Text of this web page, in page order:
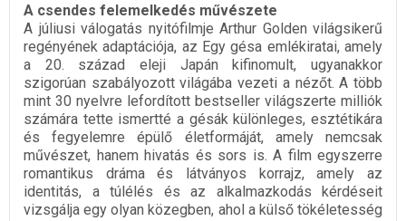
A csendes felemelkedés művészete
A júliusi válogatás nyitófilmje Arthur Golden világsikerű
regényének adaptációja, az Egy gésa emlékiratai, amely
a 20. század eleji Japán kifinomult, ugyanakkor
szigorúan szabályozott világába vezeti a nézőt. A több
mint 30 nyelvre lefordított bestseller világszerte milliók
számára tette ismertté a gésák különleges, esztétikára
és fegyelemre épülő életformáját, amely nemcsak
művészet, hanem hivatás és sors is. A film egyszerre
romantikus dráma és látványos korrajz, amely az
identitás, a túlélés és az alkalmazkodás kérdéseit
vizsgálja egy olyan közegben, ahol a külső tökéletesség